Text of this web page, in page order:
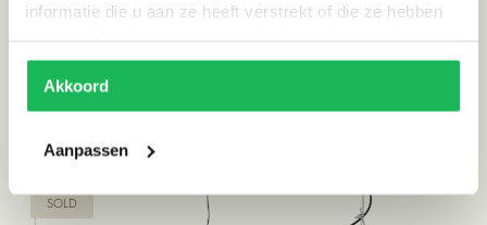
informatie die u aan ze heeft verstrekt of die ze hebben
Akkoord
Aanpassen
Industriële tube lamp DDR | Grijs
21523 | Uniek vintage
Industriële fabriekslamp
SOLD